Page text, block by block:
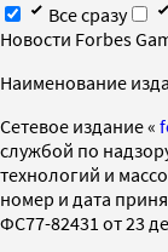
Все сразу
Новости Forbes
Наименование
Cетевое издание «
службой по
технологий и
номер и дата
ФС77-82431 от 23